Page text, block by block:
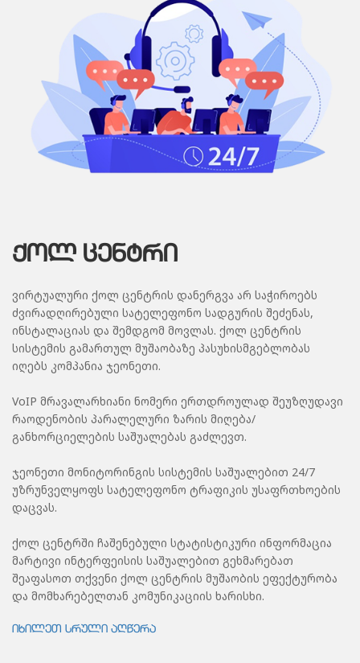
ᲥᲝᲚ ᲪᲔᲜᲢᲠᲘ
ვირტუალური ქოლ ცენტრის დანერგვა არ საჭიროებს
ძვირადღირებული სატელეფონო სადგურის შეძენას,
ინსტალაციას და შემდგომ მოვლას. ქოლ ცენტრის
სისტემის გამართულ მუშაობაზე პასუხისმგებლობას
იღებს კომპანია ჯეონეთი.
VoIP მრავალარხიანი ნომერი ერთდროულად შეუზღუდავი
რაოდენობის პარალელური ზარის მიღება/
განხორციელების საშუალებას გაძლევთ.
ჯეონეთი მონიტორინგის სისტემის საშუალებით 24/7
უზრუნველყოფს სატელეფონო ტრაფიკის უსაფრთხოების
დაცვას.
ქოლ ცენტრში ჩაშენებული სტატისტიკური ინფორმაცია
მარტივი ინტერფეისის საშუალებით გეხმარებათ
შეაფასოთ თქვენი ქოლ ცენტრის მუშაობის ეფექტურობა
და მომხარებელთან კომუნიკაციის ხარისხი.
იხილეთ სრული აღწერა